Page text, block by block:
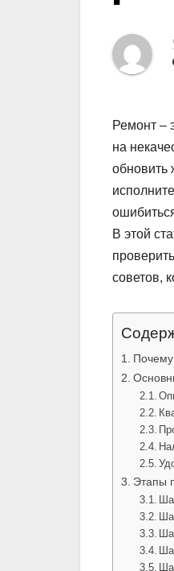
Ремонт –
на
обновить
В этой
советов,
Этапы